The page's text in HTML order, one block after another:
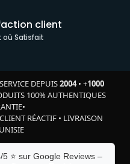
client
où Satisfait
DEPUIS2004• +1000
100% AUTHENTIQUES
•
RÉACTIF • LIVRAISON
5 ⭐ sur Google Reviews –